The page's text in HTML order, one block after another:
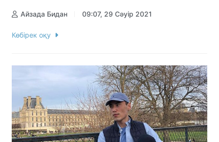
Айзада Бидан 09:07, 29 Сәуір 2021
Көбірек оқу